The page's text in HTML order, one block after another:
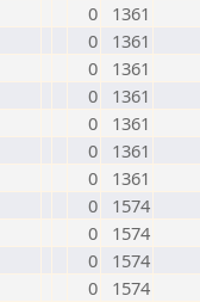
0
1361
0
1361
0
1361
0
1361
0
1361
0
1361
0
1361
0
1574
0
1574
0
1574
0
1574